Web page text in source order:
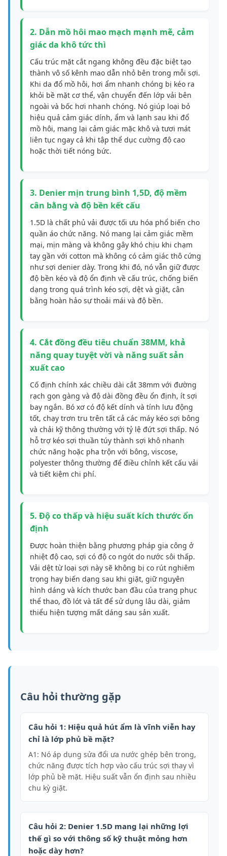
2. Dẫn mồ hôi mao mạch mạnh mẽ, cảm
giác da khô tức thì
Cấu trúc mặt cắt ngang không đều đặc biệt tạo
thành vô số kênh mao dẫn nhỏ bên trong mỗi sợi.
Khi da đổ mồ hôi, hơi ẩm nhanh chóng bị kéo ra
khỏi bề mặt cơ thể, vận chuyển đến lớp vải bên
ngoài và bốc hơi nhanh chóng. Nó giúp loại bỏ
hiệu quả cảm giác dính, ẩm và lạnh sau khi đổ
mồ hôi, mang lại cảm giác mặc khô và tươi mát
liên tục ngay cả khi tập thể dục cường độ cao
hoặc thời tiết nóng bức.
3. Denier mịn trung bình 1,5D, độ mềm
cân bằng và độ bền kết cấu
1.5D là chất phủ vải được tối ưu hóa phổ biến cho
quần áo chức năng. Nó mang lại cảm giác mềm
mại, mịn màng và không gây khó chịu khi chạm
tay gần với cotton mà không có cảm giác thô cứng
như sợi denier dày. Trong khi đó, nó vẫn giữ được
độ bền kéo và độ ổn định về cấu trúc, chống biến
dạng trong quá trình kéo sợi, dệt và giặt, cân
bằng hoàn hảo sự thoải mái và độ bền.
4. Cắt đồng đều tiêu chuẩn 38MM, khả
năng quay tuyệt vời và năng suất sản
xuất cao
Cố định chính xác chiều dài cắt 38mm với đường
rạch gọn gàng và độ dài đồng đều ổn định, ít sợi
bay ngắn. Bó xơ có độ kết dính và tính lưu động
tốt, chạy trơn tru trên tất cả các máy kéo sợi bông
và chải kỹ thông thường với tỷ lệ đứt sợi thấp. Nó
hỗ trợ kéo sợi thuần túy thành sợi khô nhanh
chức năng hoặc pha trộn với bông, viscose,
polyester thông thường để điều chỉnh kết cấu vải
và tiết kiệm chi phí.
5. Độ co thấp và hiệu suất kích thước ổn
định
Được hoàn thiện bằng phương pháp gia công ở
nhiệt độ cao, sợi có độ co ngót do nước sôi thấp.
Vải dệt từ loại sợi này sẽ không bị co rút nghiêm
trọng hay biến dạng sau khi giặt, giữ nguyên
hình dáng và kích thước ban đầu của trang phục
thể thao, đồ lót và tất để sử dụng lâu dài, giảm
thiểu hiện tượng mất dáng sau sản xuất.
Câu hỏi thường gặp
Câu hỏi 1: Hiệu quả hút ẩm là vĩnh viễn hay
chỉ là lớp phủ bề mặt?
A1: Nó áp dụng sửa đổi ưa nước ghép bên trong,
chức năng được tích hợp vào cấu trúc sợi thay vì
lớp phủ bề mặt. Hiệu suất vẫn ổn định sau nhiều
chu kỳ giặt.
Câu hỏi 2: Denier 1.5D mang lại những lợi
thế gì so với thông số kỹ thuật mỏng hơn
hoặc dày hơn?